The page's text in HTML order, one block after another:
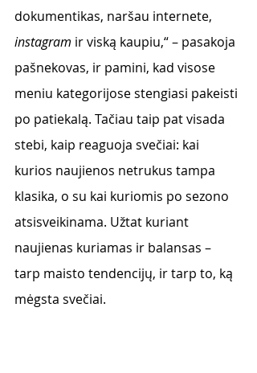
dokumentikas, naršau internete,
instagram ir viską kaupiu,“ – pasakoja
pašnekovas, ir pamini, kad visose
meniu kategorijose stengiasi pakeisti
po patiekalą. Tačiau taip pat visada
stebi, kaip reaguoja svečiai: kai
kurios naujienos netrukus tampa
klasika, o su kai kuriomis po sezono
atsisveikinama. Užtat kuriant
naujienas kuriamas ir balansas –
tarp maisto tendencijų, ir tarp to, ką
mėgsta svečiai.